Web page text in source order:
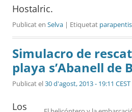
Hostalric.
Publicat en Selva | Etiquetat
Simulacro de
playa s’Abanell de
Publicat el30 d'agost, 2013 - 19:11 CEST
Los